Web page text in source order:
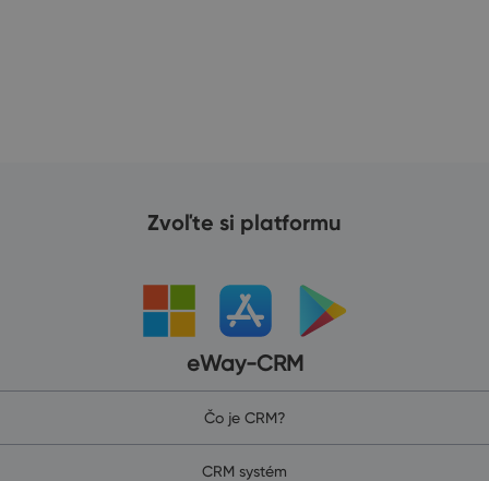
Zvoľte si platformu
eWay-CRM
Čo je CRM?
CRM systém